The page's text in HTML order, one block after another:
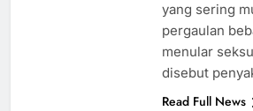
yang sering
pergaulan
menular
disebut
Read Full News